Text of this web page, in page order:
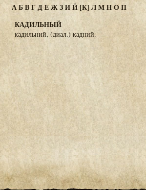
АБВГДЕЖЗИЙ[К]ЛМНОП
КАДИЛЬНЫЙ
кадильний, (диал.) кадний.